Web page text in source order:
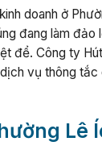
doanh ở
đang làm
để. Công ty
vụ thông
Lê